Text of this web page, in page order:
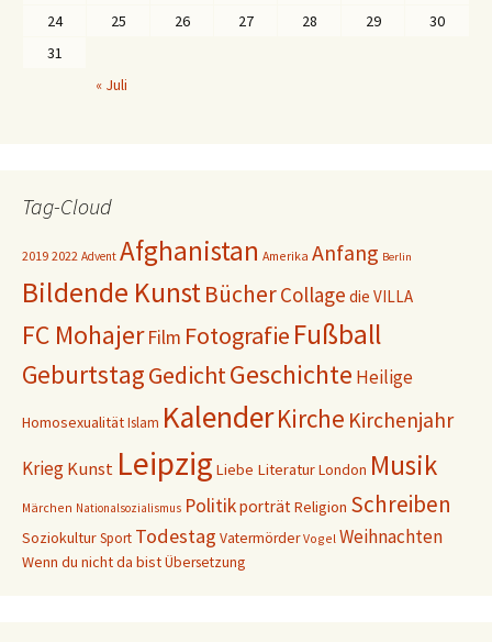
24
25 26 27 28 29
30
31
« Juli
Tag-Cloud
2019 2022 Advent Afghanistan Amerika Anfang Berlin
Bildende KunstBücherCollage die VILLA
FC Mohajer Film Fotografie Fußball
GeburtstagGedichtGeschichte Heilige
HomosexualitätIslam KalenderKirche Kirchenjahr
Krieg Kunst Leipzig Liebe LiteraturLondon Musik
Märchen Nationalsozialismus Politikporträt Religion Schreiben
SoziokulturSport Todestag Vatermörder Vogel Weihnachten
Wenn du nicht da bistÜbersetzung